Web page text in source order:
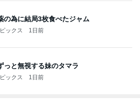
の為に結局3枚食べたジャム
ックス 1日前
っと無視する妹のタマラ
ックス 1日前